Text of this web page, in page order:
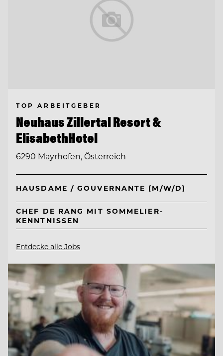
TOP ARBEITGEBER
Neuhaus Zillertal Resort &
ElisabethHotel
6290 Mayrhofen, Österreich
HAUSDAME / GOUVERNANTE (M/W/D)
CHEF DE RANG MIT SOMMELIER-
KENNTNISSEN
Entdecke alle Jobs